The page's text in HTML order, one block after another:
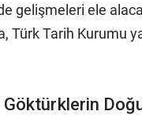
gelişmeleri ele
Türk Tarih Kurumu